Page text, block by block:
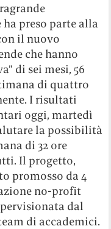
preso parte alla
il nuovo
che hanno
di sei mesi, 56
di quattro
I risultati
oggi, martedì
la possibilità
di 32 ore
Il progetto,
promosso da 4
no-profit
dal
di accademici.